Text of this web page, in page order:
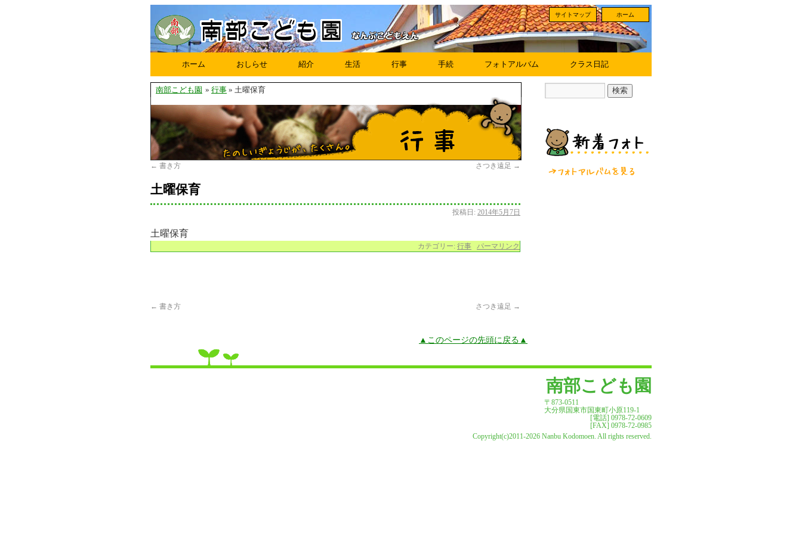
ホーム
サイトマップ
ホーム おしらせ 紹介 生活 行事 手続 フォトアルバム クラス日記
南部こども園 » 行事 » 土曜保育
← 書き方 さつき遠足 →
土曜保育
投稿日: 2014年5月7日
土曜保育
カテゴリー: 行事 パーマリンク
← 書き方 さつき遠足 →
▲このページの先頭に戻る▲
南部こども園
〒873-0511
大分県国東市国東町小原119-1
[電話] 0978-72-0609
[FAX] 0978-72-0985
Copyright(c)2011-2026 Nanbu Kodomoen. All rights reserved.